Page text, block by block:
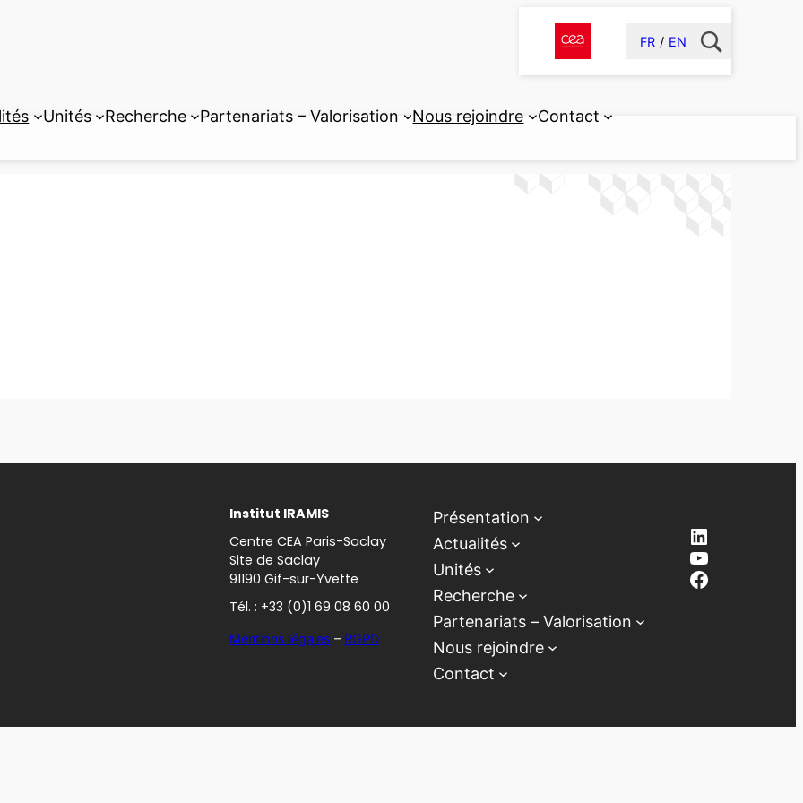
FR EN
Unités Recherche Partenariats – Valorisation Nous rejoindre Contact
Institut IRAMIS
Centre CEA Paris-Saclay
Site de Saclay
91190 Gif-sur-Yvette
Tél. : +33 (0)1 69 08 60 00
Mentions légales – RGPD
Présentation
Actualités
Unités
Recherche
Partenariats – Valorisation
Nous rejoindre
Contact
LinkedIn
YouTube
Facebook